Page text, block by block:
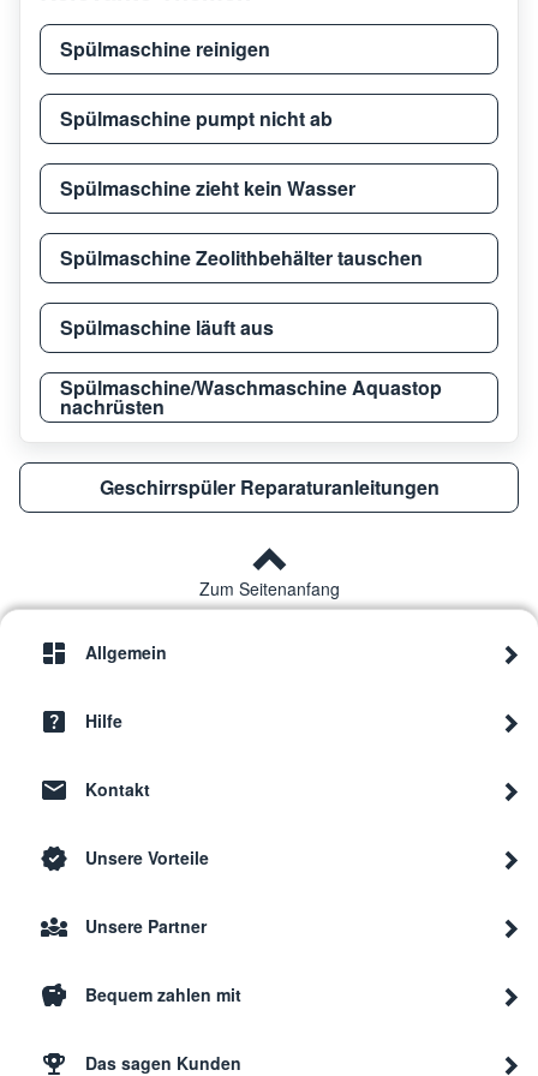
Blanco BDW 45
Blanco BSDW 640 S
Blanco BDW 209 FS
Blanco BDW 209 XFS
Blanco BFDW 650 S
Blanco
Blanco
Blanco
Spülmaschine reinigen
Spülmaschine pumpt nicht ab
Spülmaschine zieht kein Wasser
Spülmaschine Zeolithbehälter tauschen
Spülmaschine läuft aus
Spülmaschine/Waschmaschine Aquastop
nachrüsten
Geschirrspüler Reparaturanleitungen
Zum Seitenanfang
Allgemein
Hilfe
Kontakt
Unsere Vorteile
Unsere Partner
Bequem zahlen mit
Das sagen Kunden